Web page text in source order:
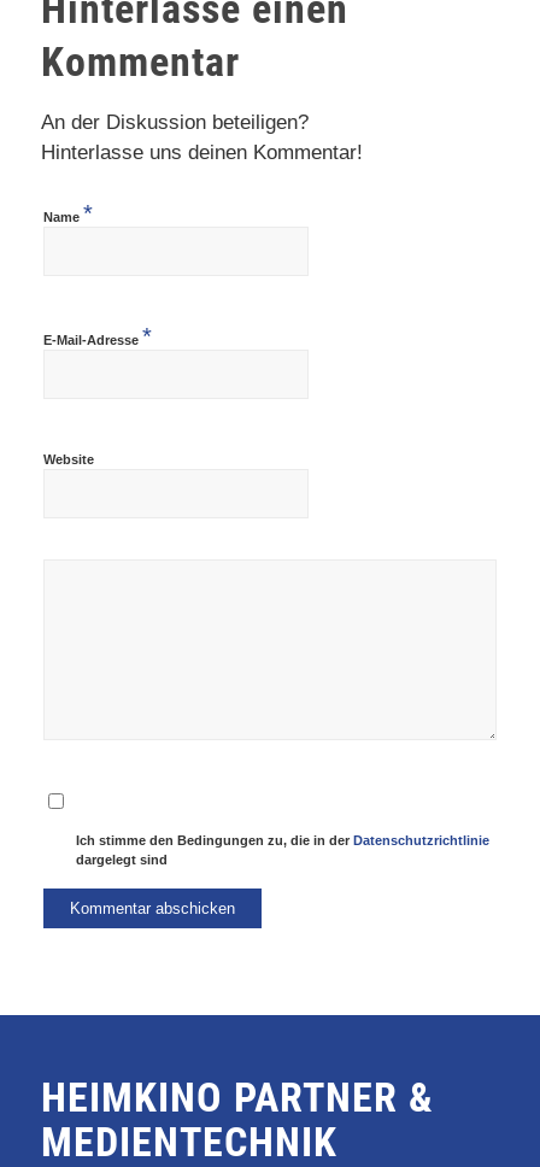
Kommentar
An der Diskussion beteiligen?
Hinterlasse uns deinen Kommentar!
Name *
E-Mail-Adresse *
Website
Ich stimme den Bedingungen zu, die in derDatenschutzrichtlinie
dargelegt sind
HEIMKINO PARTNER &
MEDIENTECHNIK